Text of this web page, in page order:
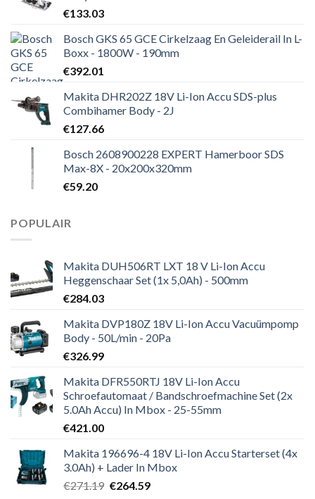
€133.03
Bosch GKS 65 GCE Cirkelzaag En Geleiderail In L-
Boxx - 1800W - 190mm
€392.01
Makita DHR202Z 18V Li-Ion Accu SDS-plus
Combihamer Body - 2J
€127.66
Bosch 2608900228 EXPERT Hamerboor SDS
Max-8X - 20x200x320mm
€59.20
POPULAIR
Makita DUH506RT LXT 18 V Li-Ion Accu
Heggenschaar Set (1x 5,0Ah) - 500mm
€284.03
Makita DVP180Z 18V Li-Ion Accu Vacuümpomp
Body - 50L/min - 20Pa
€326.99
Makita DFR550RTJ 18V Li-Ion Accu
Schroefautomaat / Bandschroefmachine Set (2x
5.0Ah Accu) In Mbox - 25-55mm
€421.00
Makita 196696-4 18V Li-Ion Accu Starterset (4x
3.0Ah) + Lader In Mbox
€271.19 Oorspronkelijke
€264.59Huidige